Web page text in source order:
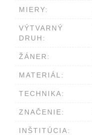
MIERY:
VÝTVARNÝ
DRUH:
ŽÁNER:
MATERIÁL:
TECHNIKA:
ZNAČENIE:
INŠTITÚCIA: